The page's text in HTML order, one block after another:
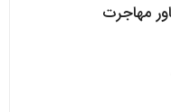
مهاجرت